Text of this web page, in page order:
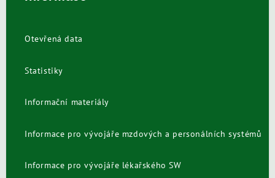
Otevřená data
Statistiky
Informační materiály
Informace pro vývojáře mzdových a personálních systémů
Informace pro vývojáře lékařského SW